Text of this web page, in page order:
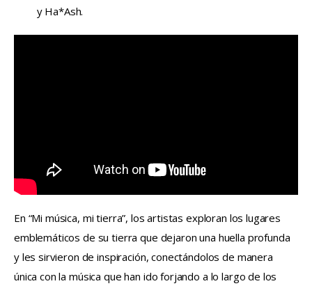
y Ha*Ash.
En “Mi música, mi tierra”, los artistas exploran los lugares
emblemáticos de su tierra que dejaron una huella profunda
y les sirvieron de inspiración, conectándolos de manera
única con la música que han ido forjando a lo largo de los